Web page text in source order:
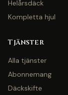
Helårsdäck
Kompletta hjul
Tjänster
Alla tjänster
Abonnemang
Däckskifte